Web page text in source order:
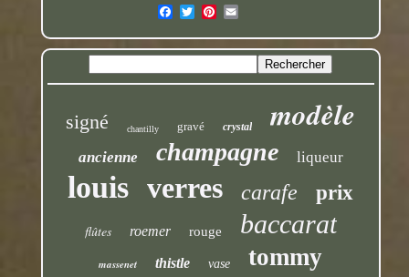
signé chantilly gravé crystal modèle
ancienne champagne liqueur
louis verres carafe prix
flûtes roemer rouge baccarat
massenet thistle vase tommy